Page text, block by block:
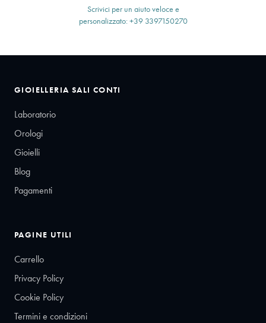
Scrivici per un aiuto veloce e
personalizzato: +39 3397150270
GIOIELLERIA SALI CONTI
Laboratorio
Orologi
Gioielli
Blog
Pagamenti
PAGINE UTILI
Carrello
Privacy Policy
Cookie Policy
Termini e condizioni